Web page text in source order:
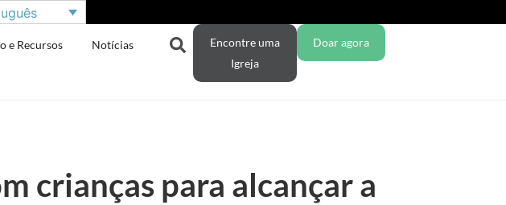
e Recursos Notícias
Encontre uma
Igreja
Doar agora
crianças para alcançar a